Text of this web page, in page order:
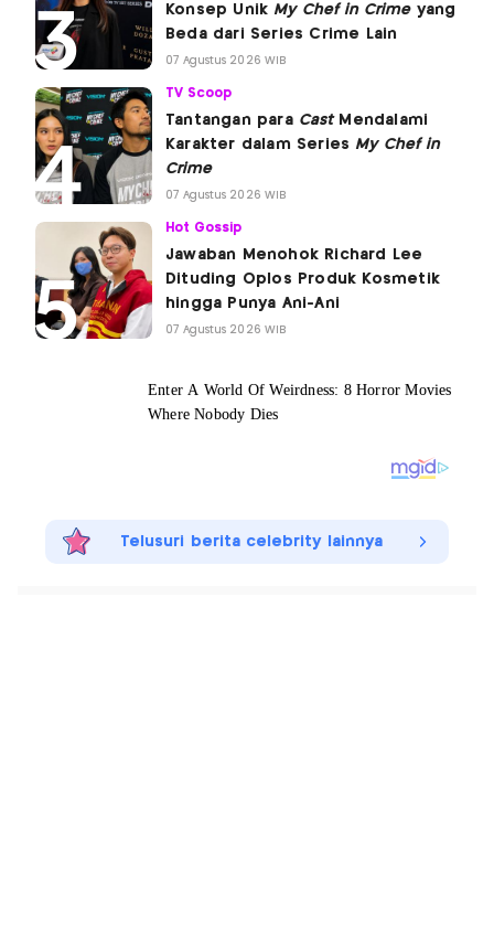
Konsep Unik My Chef in Crimeyang
Beda dari Series Crime Lain
07 Agustus 2026 WIB
TV Scoop
Tantangan para CastMendalami
Karakter dalam Series My Chef in
Crime
07 Agustus 2026 WIB
Hot Gossip
Jawaban Menohok Richard Lee
Dituding Oplos Produk Kosmetik
hingga Punya Ani-Ani
07 Agustus 2026 WIB
Telusuri berita celebrity lainnya